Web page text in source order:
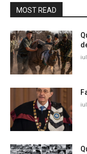
MOST READ